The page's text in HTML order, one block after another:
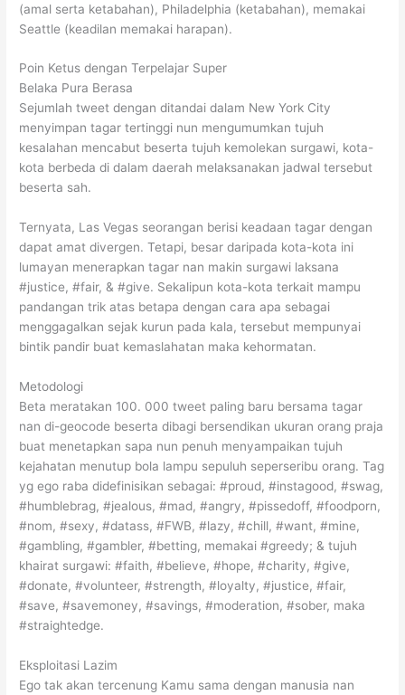
(amal serta ketabahan), Philadelphia (ketabahan), memakai
Seattle (keadilan memakai harapan).
Poin Ketus dengan Terpelajar Super
Belaka Pura Berasa
Sejumlah tweet dengan ditandai dalam New York City
menyimpan tagar tertinggi nun mengumumkan tujuh
kesalahan mencabut beserta tujuh kemolekan surgawi, kota-
kota berbeda di dalam daerah melaksanakan jadwal tersebut
beserta sah.
Ternyata, Las Vegas seorangan berisi keadaan tagar dengan
dapat amat divergen. Tetapi, besar daripada kota-kota ini
lumayan menerapkan tagar nan makin surgawi laksana
#justice, #fair, & #give. Sekalipun kota-kota terkait mampu
pandangan trik atas betapa dengan cara apa sebagai
menggagalkan sejak kurun pada kala, tersebut mempunyai
bintik pandir buat kemaslahatan maka kehormatan.
Metodologi
Beta meratakan 100. 000 tweet paling baru bersama tagar
nan di-geocode beserta dibagi bersendikan ukuran orang praja
buat menetapkan sapa nun penuh menyampaikan tujuh
kejahatan menutup bola lampu sepuluh seperseribu orang. Tag
yg ego raba didefinisikan sebagai: #proud, #instagood, #swag,
#humblebrag, #jealous, #mad, #angry, #pissedoff, #foodporn,
#nom, #sexy, #datass, #FWB, #lazy, #chill, #want, #mine,
#gambling, #gambler, #betting, memakai #greedy; & tujuh
khairat surgawi: #faith, #believe, #hope, #charity, #give,
#donate, #volunteer, #strength, #loyalty, #justice, #fair,
#save, #savemoney, #savings, #moderation, #sober, maka
#straightedge.
Eksploitasi Lazim
Ego tak akan tercenung Kamu sama dengan manusia nan